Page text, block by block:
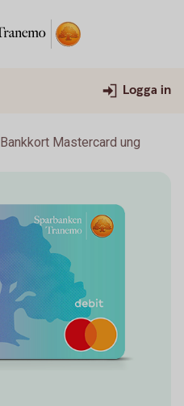
Logga in
Bankkort Mastercard ung